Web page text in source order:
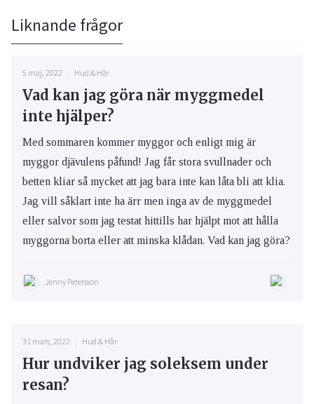
Liknande frågor
5 maj, 2022 Hud & Hår
Vad kan jag göra när myggmedel
inte hjälper?
Med sommaren kommer myggor och enligt mig är
myggor djävulens påfund! Jag får stora svullnader och
betten kliar så mycket att jag bara inte kan låta bli att klia.
Jag vill såklart inte ha ärr men inga av de myggmedel
eller salvor som jag testat hittills har hjälpt mot att hålla
myggorna borta eller att minska klådan. Vad kan jag göra?
Jenny Petersson
31 mars, 2022 Hud & Hår
Hur undviker jag soleksem under
resan?